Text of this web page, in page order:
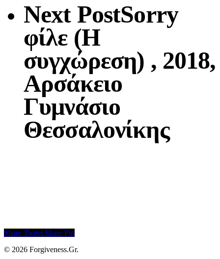
Next PostSorry
φίλε (Η
συγχώρεση) , 2018,
Αρσάκειο
Γυμνάσιο
Θεσσαλονίκης
Share Tweet Share Pin
© 2026 Forgiveness.Gr.